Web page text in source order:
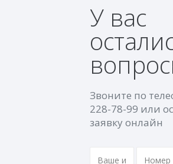
У вас
Звоните по
228-78-99 или
заявку онлайн